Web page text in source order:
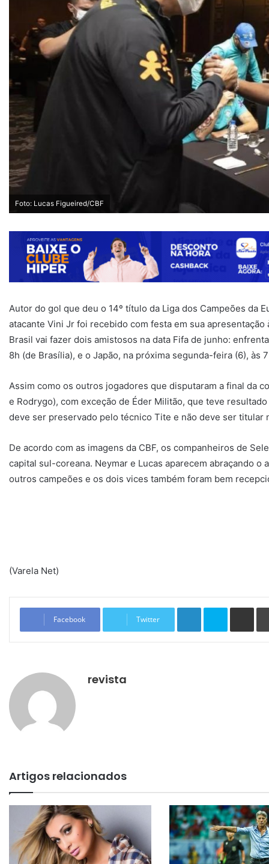
Foto: Lucas Figueired/CBF
Autor do gol que deu o 14º título da Liga dos Campeões da
atacante Vini Jr foi recebido com festa em sua
Brasil vai fazer dois amistosos na data Fifa de junho:
8h (de Brasília), e o Japão, na próxima segunda-feira (6), às
Assim como os outros jogadores que disputaram a final da
e Rodrygo), com exceção de Éder Militão, que teve
deve ser preservado pelo técnico Tite e não deve ser titular
De acordo com as imagens da CBF, os companheiros de
capital sul-coreana. Neymar e Lucas aparecem abraçando o
outros campeões e os dois vices também foram bem
(Varela Net)
Facebook Twitter
Linkedin Skype
revista
Artigos relacionados